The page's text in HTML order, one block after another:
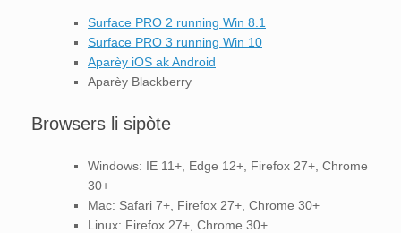
Surface PRO 2 running Win 8.1
Surface PRO 3 running Win 10
Aparèy iOS ak Android
Aparèy Blackberry
Browsers li sipòte
Windows: IE 11+, Edge 12+, Firefox 27+, Chrome
30+
Mac: Safari 7+, Firefox 27+, Chrome 30+
Linux: Firefox 27+, Chrome 30+